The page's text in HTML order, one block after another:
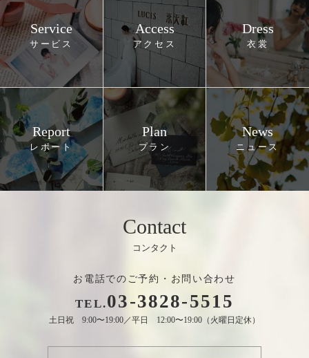
Service Access Dress
Report Plan News
Contact
お電話でのご予約・お問い合わせ
TEL.03-3828-5515
土日祝 9:00〜19:00／平日 12:00〜19:00（火曜日定休）